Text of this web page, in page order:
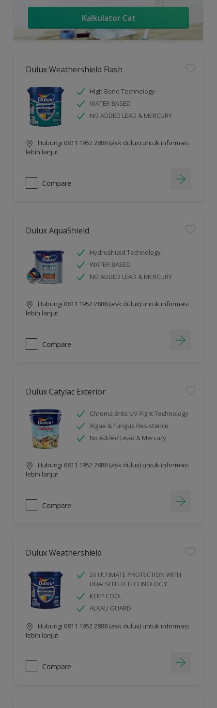
Kalkulator Cat
Dulux Weathershield Flash
High Bond Technology
WATER BASED
NO ADDED LEAD & MERCURY
Hubungi 0811 1952 2888 (ask dulux) untuk informasi
lebih lanjut
Compare
Dulux AquaShield
Hydroshield Technology
WATER BASED
NO ADDED LEAD & MERCURY
Hubungi 0811 1952 2888 (ask dulux) untuk informasi
lebih lanjut
Compare
Dulux Catylac Exterior
Chroma Brite UV-Fight Technology
Algae & Fungus Resistance
No Added Lead & Mercury
Hubungi 0811 1952 2888 (ask dulux) untuk informasi
lebih lanjut
Compare
Dulux Weathershield
2x ULTIMATE PROTECTION WITH
DUALSHIELD TECHNOLOGY
KEEP COOL
ALKALI GUARD
Hubungi 0811 1952 2888 (ask dulux) untuk informasi
lebih lanjut
Compare